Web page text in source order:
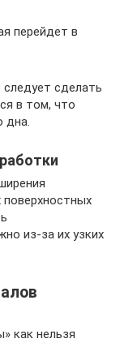
перейдет в
сделать
в том, что
дна.
поверхностных
из-за их узких
как нельзя